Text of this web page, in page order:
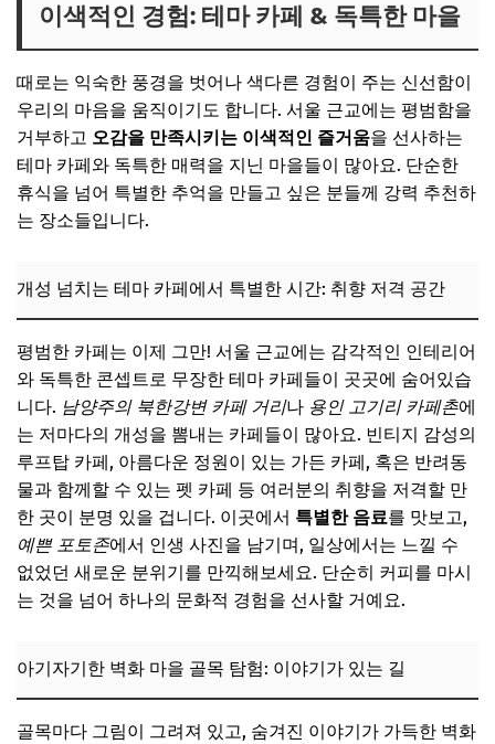
이색적인 경험: 테마 카페 & 독특한 마을
때로는 익숙한 풍경을 벗어나 색다른 경험이 주는 신선함이
우리의 마음을 움직이기도 합니다. 서울 근교에는 평범함을
거부하고 오감을 만족시키는 이색적인 즐거움을 선사하는
테마 카페와 독특한 매력을 지닌 마을들이 많아요. 단순한
휴식을 넘어 특별한 추억을 만들고 싶은 분들께 강력 추천하
는 장소들입니다.
개성 넘치는 테마 카페에서 특별한 시간: 취향 저격 공간
평범한 카페는 이제 그만! 서울 근교에는 감각적인 인테리어
와 독특한 콘셉트로 무장한 테마 카페들이 곳곳에 숨어있습
니다. 남양주의 북한강변 카페 거리나 용인 고기리 카페촌에
는 저마다의 개성을 뽐내는 카페들이 많아요. 빈티지 감성의
루프탑 카페, 아름다운 정원이 있는 가든 카페, 혹은 반려동
물과 함께할 수 있는 펫 카페 등 여러분의 취향을 저격할 만
한 곳이 분명 있을 겁니다. 이곳에서 특별한 음료를 맛보고,
예쁜 포토존에서 인생 사진을 남기며, 일상에서는 느낄 수
없었던 새로운 분위기를 만끽해보세요. 단순히 커피를 마시
는 것을 넘어 하나의 문화적 경험을 선사할 거예요.
아기자기한 벽화 마을 골목 탐험: 이야기가 있는 길
골목마다 그림이 그려져 있고, 숨겨진 이야기가 가득한 벽화